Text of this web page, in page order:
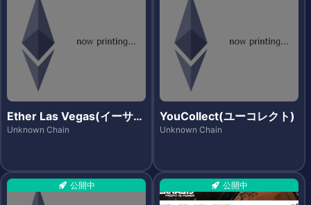
Ether Las Vegas(イーサラ
スベガス)
Unknown Chain
YouCollect(ユーコレクト)
Unknown Chain
公開中 公開中